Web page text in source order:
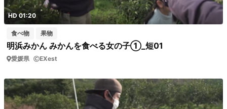
HD 01:20
食べ物 果物
明浜みかん みかんを食べる女の子①_短01
愛媛県 EXest